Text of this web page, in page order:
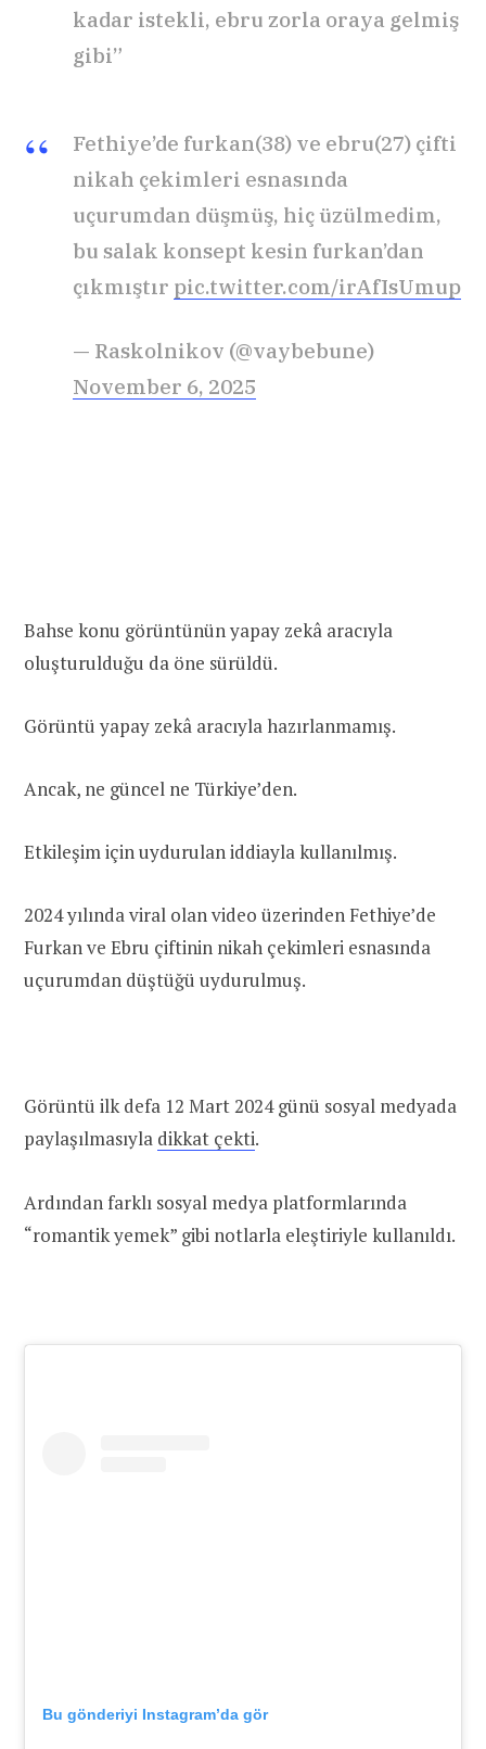
kadar istekli, ebru zorla oraya gelmiş
gibi”
Fethiye’de furkan(38) ve ebru(27) çifti
nikah çekimleri esnasında
uçurumdan düşmüş, hiç üzülmedim,
bu salak konsept kesin furkan’dan
çıkmıştır pic.twitter.com/irAfIsUmup
— Raskolnikov (@vaybebune)
November 6, 2025
Bahse konu görüntünün yapay zekâ aracıyla
oluşturulduğu da öne sürüldü.
Görüntü yapay zekâ aracıyla hazırlanmamış.
Ancak, ne güncel ne Türkiye’den.
Etkileşim için uydurulan iddiayla kullanılmış.
2024 yılında viral olan video üzerinden Fethiye’de
Furkan ve Ebru çiftinin nikah çekimleri esnasında
uçurumdan düştüğü uydurulmuş.
Görüntü ilk defa 12 Mart 2024 günü sosyal medyada
paylaşılmasıyla dikkat çekti.
Ardından farklı sosyal medya platformlarında
“romantik yemek” gibi notlarla eleştiriyle kullanıldı.
Bu gönderiyi Instagram’da gör